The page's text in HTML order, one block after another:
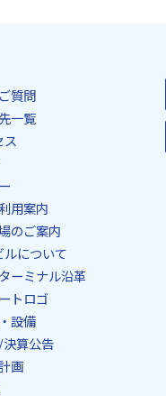
質問
一覧
ス
用案内
のご案内
について
ーミナル沿革
トロゴ
設備
算公告
画